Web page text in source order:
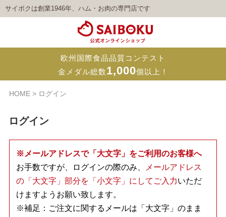
サイボクは創業1946年、ハム・お肉の専門店です
欧州国際食品品質コンテスト
金メダル総数1,000個以上！
HOME ログイン
ログイン
※メールアドレスで「大文字」をご利用のお客様へ
お手数ですが、ログインの際のみ、 メールアドレス
の「大文字」部分を「小文字」にしてご入力いただ
けますようお願い致します。
※補足：ご注文に関するメールは「大文字」のまま